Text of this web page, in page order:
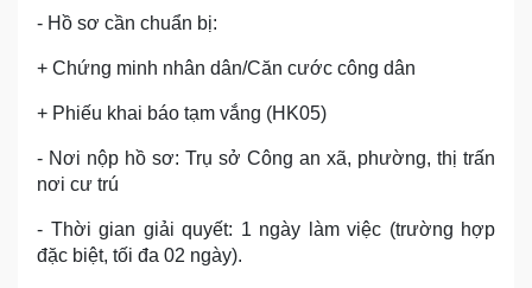
- Hồ sơ cần chuẩn bị:
+ Chứng minh nhân dân/Căn cước công dân
+ Phiếu khai báo tạm vắng (HK05)
- Nơi nộp hồ sơ: Trụ sở Công an xã, phường, thị trấn
nơi cư trú
- Thời gian giải quyết: 1 ngày làm việc (trường hợp
đặc biệt, tối đa 02 ngày).